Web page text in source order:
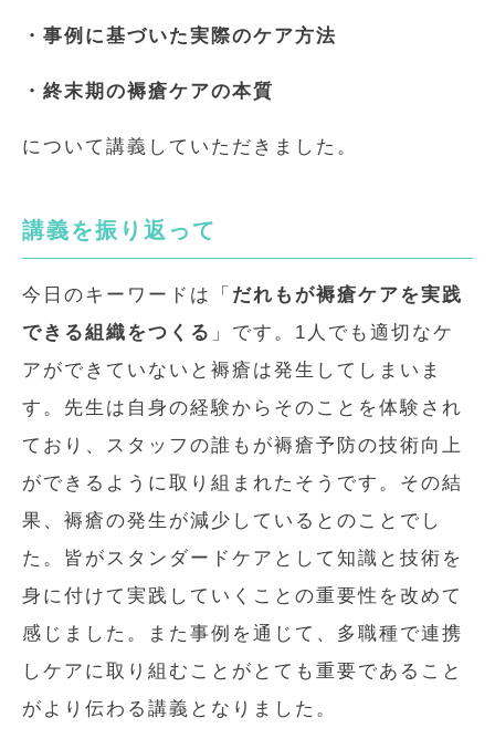
・事例に基づいた実際のケア方法
・終末期の褥瘡ケアの本質
について講義していただきました。
講義を振り返って
今日のキーワードは「 だれもが褥瘡ケアを実践
できる組織をつくる 」です。1人でも適切なケ
アができていないと褥瘡は発生してしまいま
す。先生は自身の経験からそのことを体験され
ており、スタッフの誰もが褥瘡予防の技術向上
ができるように取り組まれたそうです。その結
果、褥瘡の発生が減少しているとのことでし
た。皆がスタンダードケアとして知識と技術を
身に付けて実践していくことの重要性を改めて
感じました。また事例を通じて、多職種で連携
しケアに取り組むことがとても重要であること
がより伝わる講義となりました。